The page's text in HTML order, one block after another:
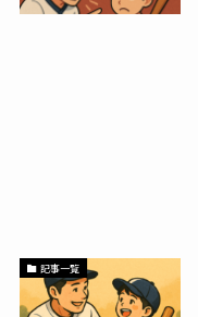
記事一覧